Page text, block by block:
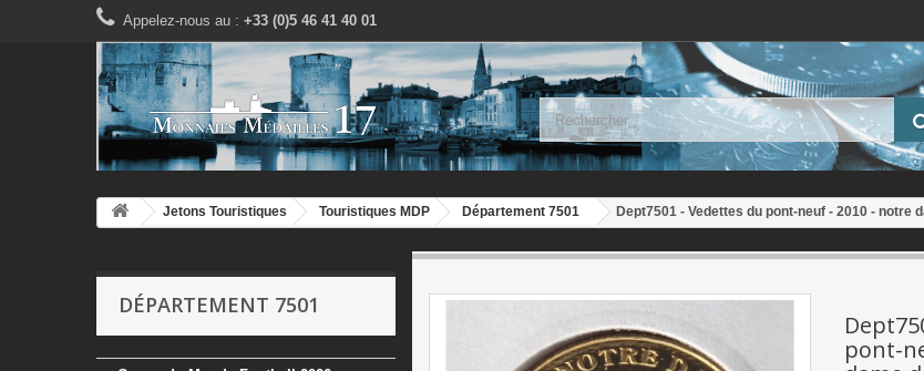
Appelez-nous au : +33 (0)5 46 41 40 01
Jetons Touristiques Touristiques MDP Département 7501 Dept7501 - Vedettes du pont-neuf - 2010 - notre
DÉPARTEMENT 7501
pont-